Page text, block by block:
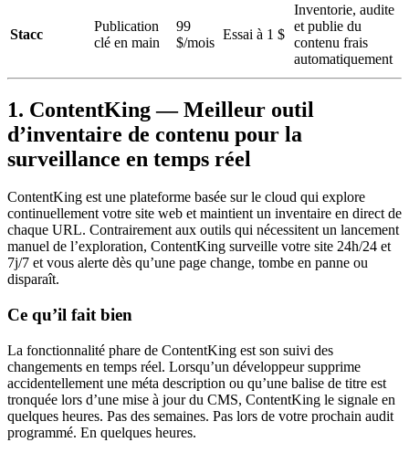
Stacc
Publication
clé en main
99
$/mois
Essai à 1 $
Inventorie, audite
et publie du
contenu frais
automatiquement
1. ContentKing — Meilleur outil
d’inventaire de contenu pour la
surveillance en temps réel
ContentKing est une plateforme basée sur le cloud qui explore
continuellement votre site web et maintient un inventaire en direct de
chaque URL. Contrairement aux outils qui nécessitent un lancement
manuel de l’exploration, ContentKing surveille votre site 24h/24 et
7j/7 et vous alerte dès qu’une page change, tombe en panne ou
disparaît.
Ce qu’il fait bien
La fonctionnalité phare de ContentKing est son suivi des
changements en temps réel. Lorsqu’un développeur supprime
accidentellement une méta description ou qu’une balise de titre est
tronquée lors d’une mise à jour du CMS, ContentKing le signale en
quelques heures. Pas des semaines. Pas lors de votre prochain audit
programmé. En quelques heures.